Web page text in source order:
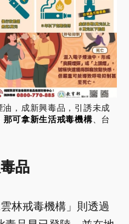
，成新興毒品，引誘未成
那可拿新生活戒毒機構、台
品
林戒毒機構」則透過